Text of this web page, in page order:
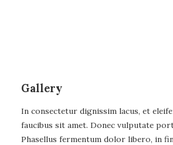
Gallery
In consectetur dignissim lacus, et
faucibus sit amet. Donec vulputate
Phasellus fermentum dolor libero, in